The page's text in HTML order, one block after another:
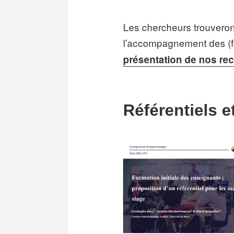
Les chercheurs
l’accompagnement des
présentation de nos
Référentiels